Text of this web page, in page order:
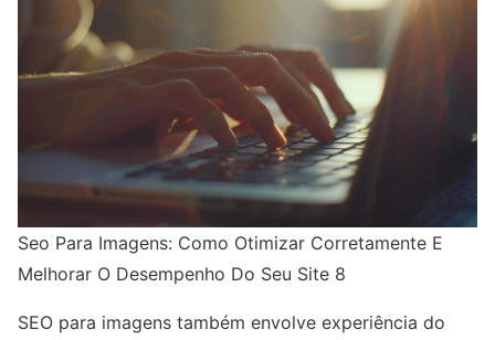
Seo Para Imagens: Como Otimizar Corretamente E
Melhorar O Desempenho Do Seu Site 8
SEO para imagens também envolve experiência do